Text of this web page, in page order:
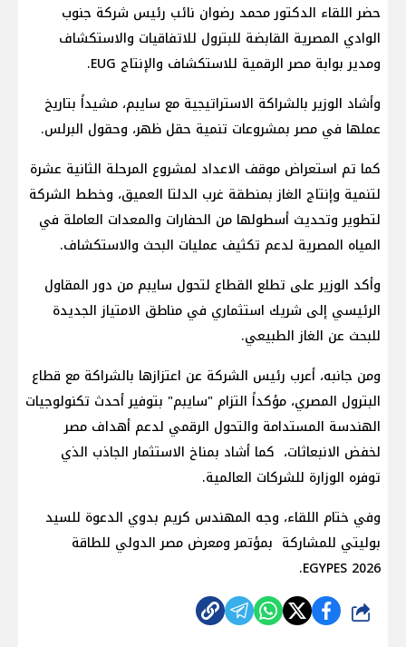
حضر اللقاء الدكتور محمد رضوان نائب رئيس شركة جنوب
الوادي المصرية القابضة للبترول للاتفاقيات والاستكشاف
ومدير بوابة مصر الرقمية للاستكشاف والإنتاج EUG.
وأشاد الوزير بالشراكة الاستراتيجية مع سايبم، مشيداً بتاريخ
عملها في مصر بمشروعات تنمية حقل ظهر، وحقول البرلس.
كما تم استعراض موقف الاعداد لمشروع المرحلة الثانية عشرة
لتنمية وإنتاج الغاز بمنطقة غرب الدلتا العميق، وخطط الشركة
لتطوير وتحديث أسطولها من الحفارات والمعدات العاملة في
المياه المصرية لدعم تكثيف عمليات البحث والاستكشاف.
وأكد الوزير على تطلع القطاع لتحول سايبم من دور المقاول
الرئيسي إلى شريك استثماري في مناطق الامتياز الجديدة
للبحث عن الغاز الطبيعي.
و​من جانبه، أعرب رئيس الشركة عن اعتزازها بالشراكة مع قطاع
البترول المصري، مؤكداً التزام "سايبم" بتوفير أحدث تكنولوجيات
الهندسة المستدامة والتحول الرقمي لدعم أهداف مصر
لخفض الانبعاثات، كما أشاد بمناخ الاستثمار الجاذب الذي
توفره الوزارة للشركات العالمية.
​وفي ختام اللقاء، وجه المهندس كريم بدوي الدعوة للسيد
بوليتي للمشاركة بمؤتمر ومعرض مصر الدولي للطاقة
EGYPES 2026.
شارك